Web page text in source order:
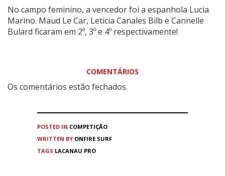
No campo feminino, a vencedor foi a espanhola Lucia
Marino. Maud Le Car, Leticia Canales Bilb e Cannelle
Bulard ficaram em 2º, 3º e 4º respectivamente!
COMENTÁRIOS
Os comentários estão fechados.
POSTED IN COMPETIÇÃO
WRITTEN BY ONFIRE SURF
TAGS LACANAU PRO